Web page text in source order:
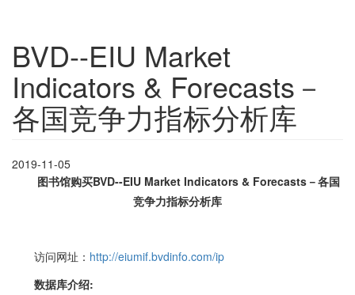
BVD--EIU Market
Indicators & Forecasts－
各国竞争力指标分析库
2019-11-05
图书馆购买BVD--EIU Market Indicators & Forecasts－各国
竞争力指标分析库
访问网址： http://eiumif.bvdinfo.com/ip
数据库介绍: